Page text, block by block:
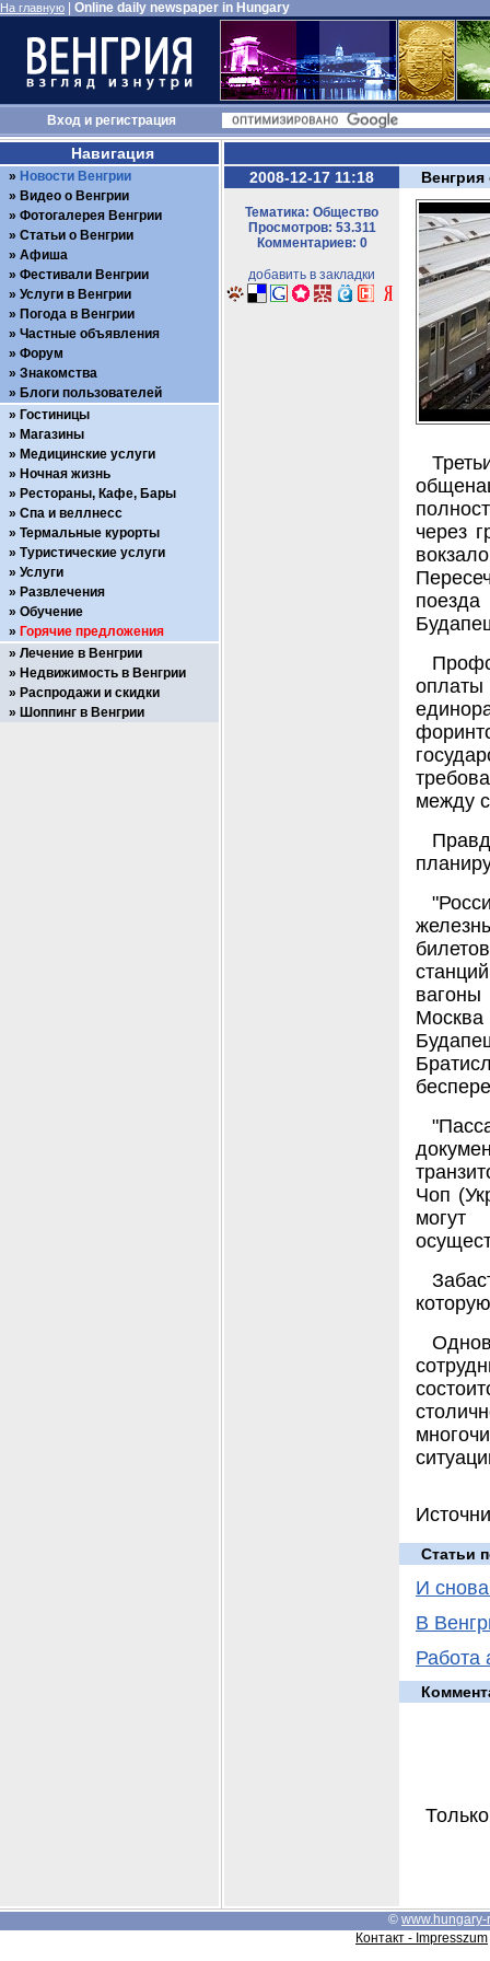
На главную Online daily newspaper in Hungary
Входи регистрация
2008-12-17 11:18
Тематика: Общество
Просмотров: 53.311
Комментариев: 0
добавить в закладки
Венгрия
через
оплаты
между
Чоп
Статьи
И
В
Работа
Навигация
Новости Венгрии
Видео о Венгрии
Фотогалерея Венгрии
Статьи о Венгрии
Афиша
Фестивали Венгрии
Услуги в Венгрии
Погода в Венгрии
Частные объявления
Форум
Знакомства
Блоги пользователей
Гостиницы
Магазины
Медицинские услуги
Ночная жизнь
Рестораны, Кафе, Бары
Спа и веллнесс
Термальные курорты
Туристические услуги
Услуги
Развлечения
Обучение
Горячие предложения
Лечение в Венгрии
Недвижимость в Венгрии
Распродажи и скидки
Шоппинг в Венгрии
© www.hungary-
Контакт - Impresszum